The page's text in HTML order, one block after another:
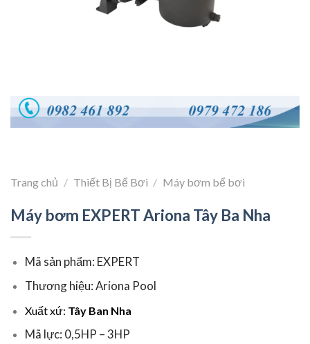
Trang chủ / Thiết Bị Bể Bơi / Máy bơm bể bơi
Máy bơm EXPERT Ariona Tây Ba Nha
Mã sản phẩm: EXPERT
Thương hiệu: Ariona Pool
Xuất xứ: Tây Ban Nha
Mã lực: 0,5HP – 3HP